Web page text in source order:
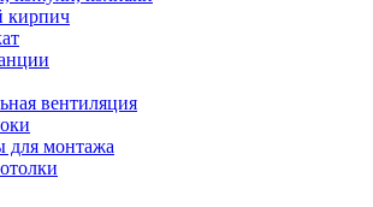
кирпич
вентиляция
для монтажа